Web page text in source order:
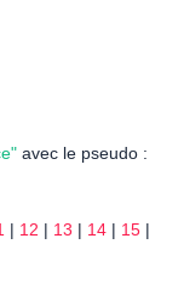
avec le pseudo :
| 12 | 13 | 14 | 15 |